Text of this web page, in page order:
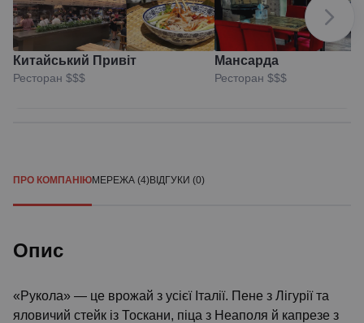
Китайський Привіт
Ресторан $$$
Мансарда
Ресторан $$$
ПРО КОМПАНІЮМЕРЕЖА (4)ВІДГУКИ (0)
Опис
«Рукола» — це врожай з усієї Італії. Пене з Лігурії та
яловичий стейк із Тоскани, піца з Неаполя й капрезе з